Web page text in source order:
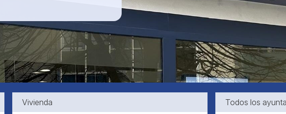
Vivienda
Todos los